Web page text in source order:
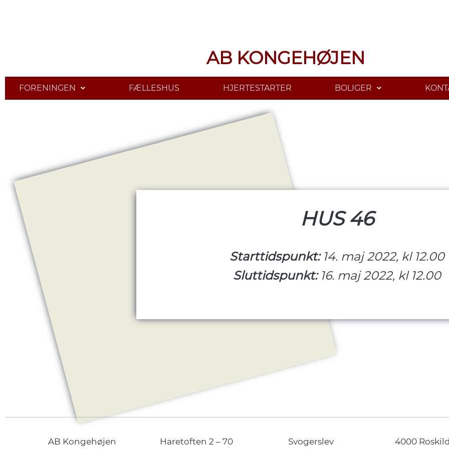
AB KONGEHØJEN
FORENINGEN FÆLLESHUS HJERTESTARTER BOLIGER
HUS 46
Starttidspunkt: 14. maj 2022, kl 12.00
Sluttidspunkt: 16. maj 2022, kl 12.00
AB Kongehøjen Haretoften 2 – 70 Svogerslev 4000